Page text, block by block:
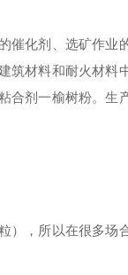
催化剂、选矿作业
筑材料和耐火材料
合剂一榆树粉。生
），所以在很多场